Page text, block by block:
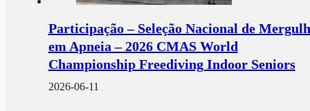
Participação – Seleção Nacional de
em Apneia – 2026 CMAS World
Championship Freediving Indoor Seniors
2026-06-11